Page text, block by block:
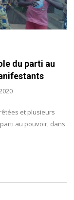
du parti au
et plusieurs
au pouvoir, dans